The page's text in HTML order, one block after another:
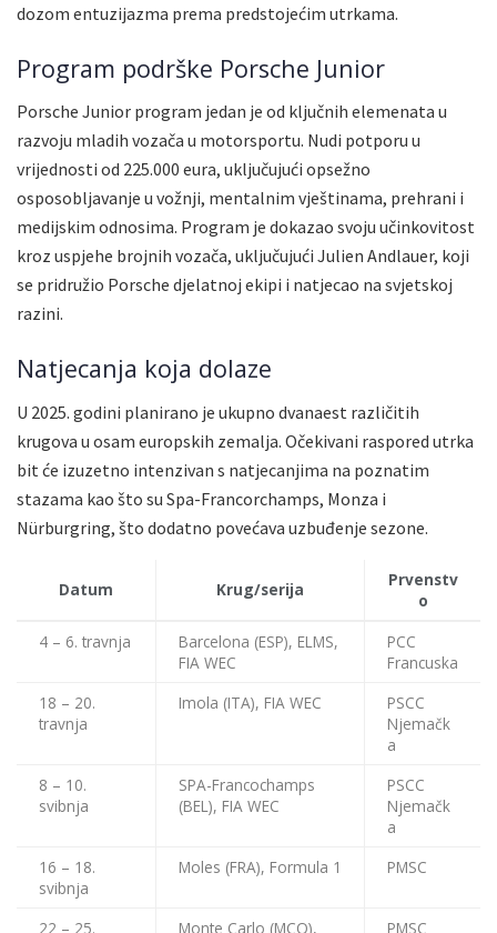
dozom entuzijazma prema predstojećim utrkama.
Program podrške Porsche Junior
Porsche Junior program jedan je od ključnih elemenata u
razvoju mladih vozača u motorsportu. Nudi potporu u
vrijednosti od 225.000 eura, uključujući opsežno
osposobljavanje u vožnji, mentalnim vještinama, prehrani i
medijskim odnosima. Program je dokazao svoju učinkovitost
kroz uspjehe brojnih vozača, uključujući Julien Andlauer, koji
se pridružio Porsche djelatnoj ekipi i natjecao na svjetskoj
razini.
Natjecanja koja dolaze
U 2025. godini planirano je ukupno dvanaest različitih
krugova u osam europskih zemalja. Očekivani raspored utrka
bit će izuzetno intenzivan s natjecanjima na poznatim
stazama kao što su Spa-Francorchamps, Monza i
Nürburgring, što dodatno povećava uzbuđenje sezone.
Datum Krug/serija
Prvenstv
o
4 – 6. travnja
Barcelona (ESP), ELMS,
FIA WEC
PCC
Francuska
18 – 20.
travnja
Imola (ITA), FIA WEC
PSCC
Njemačk
a
8 – 10.
svibnja
SPA-Francochamps
(BEL), FIA WEC
PSCC
Njemačk
a
16 – 18.
svibnja
Moles (FRA), Formula 1 PMSC
22 – 25. Monte Carlo (MCO), PMSC